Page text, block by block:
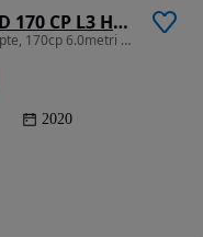
Ford Transit 410 2.0 EcoBlue HD 170 CP L3 H2 RWD 10AT Limited
1995 cm3 • 170 CP • L3H2 Automata 10Trepte, 170cp 6.0metri Camera marsarier
2020